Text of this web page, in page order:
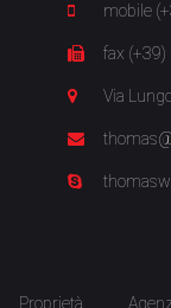
mobile
fax
Via
Proprietà